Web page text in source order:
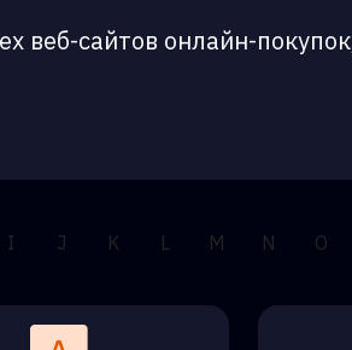
веб-сайтов онлайн-
I J K L M N O